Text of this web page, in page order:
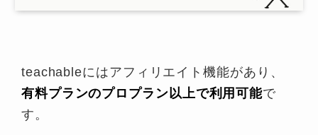
teachableにはアフィリエイト機能があり、
有料プランのプロプラン以上で利用可能で
す。